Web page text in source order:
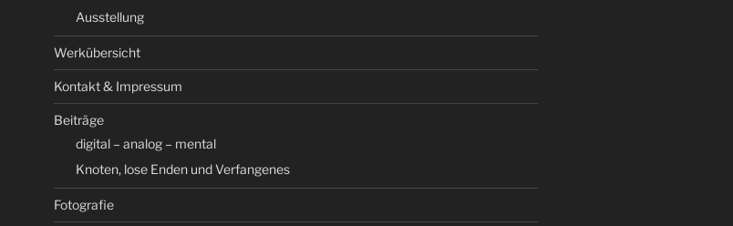
Ausstellung
Werkübersicht
Kontakt & Impressum
Beiträge
digital – analog – mental
Knoten, lose Enden und Verfangenes
Fotografie